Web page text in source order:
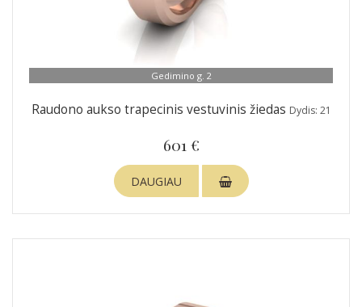
Gedimino g. 2
Raudono aukso trapecinis vestuvinis žiedas Dydis: 21
601 €
DAUGIAU